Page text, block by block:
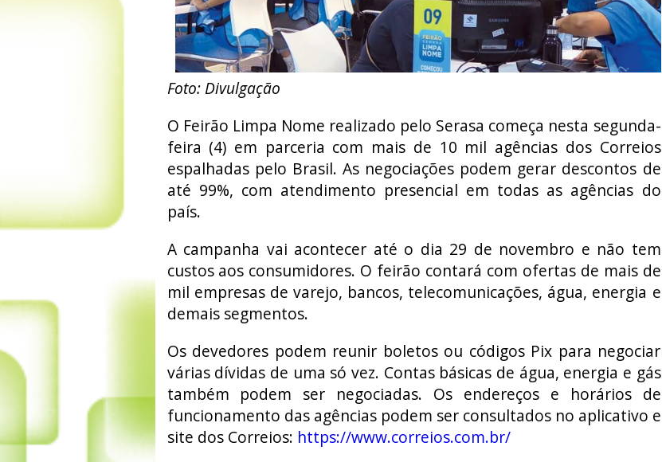
Foto: Divulgação
O Feirão Limpa Nome realizado pelo Serasa começa nesta segunda-
feira (4) em parceria com mais de 10 mil agências dos Correios
espalhadas pelo Brasil. As negociações podem gerar descontos de
até 99%, com atendimento presencial em todas as agências do
país.
A campanha vai acontecer até o dia 29 de novembro e não tem
custos aos consumidores. O feirão contará com ofertas de mais de
mil empresas de varejo, bancos, telecomunicações, água, energia e
demais segmentos.
Os devedores podem reunir boletos ou códigos Pix para negociar
várias dívidas de uma só vez. Contas básicas de água, energia e gás
também podem ser negociadas. Os endereços e horários de
funcionamento das agências podem ser consultados no aplicativo e
site dos Correios: https://www.correios.com.br/